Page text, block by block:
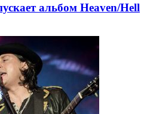
альбом Heaven/Hell